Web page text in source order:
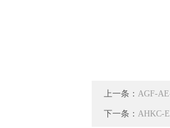
上一条： AGF-
下一条： AHKC-